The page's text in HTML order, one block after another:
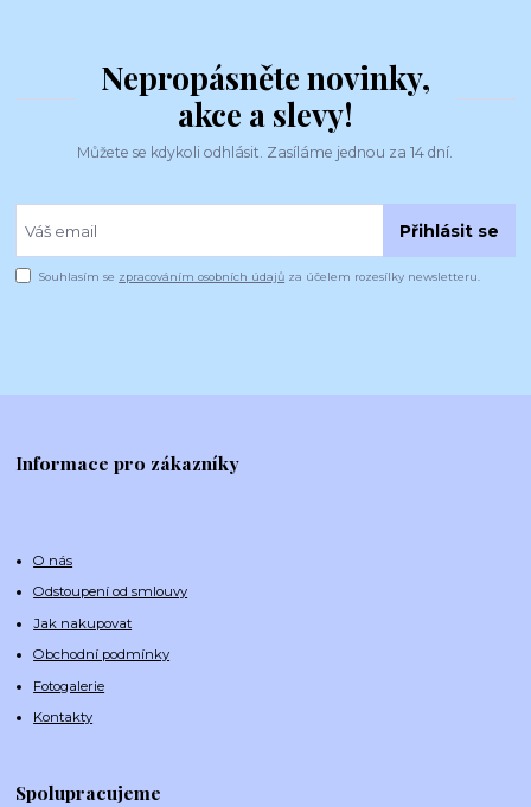
Nepropásněte novinky,
akce a slevy!
Můžete se kdykoli odhlásit. Zasíláme jednou za 14 dní.
Přihlásit se
Souhlasím se zpracováním osobních údajů za účelem rozesílky newsletteru.
Informace pro zákazníky
O nás
Odstoupení od smlouvy
Jak nakupovat
Obchodní podmínky
Fotogalerie
Kontakty
Spolupracujeme